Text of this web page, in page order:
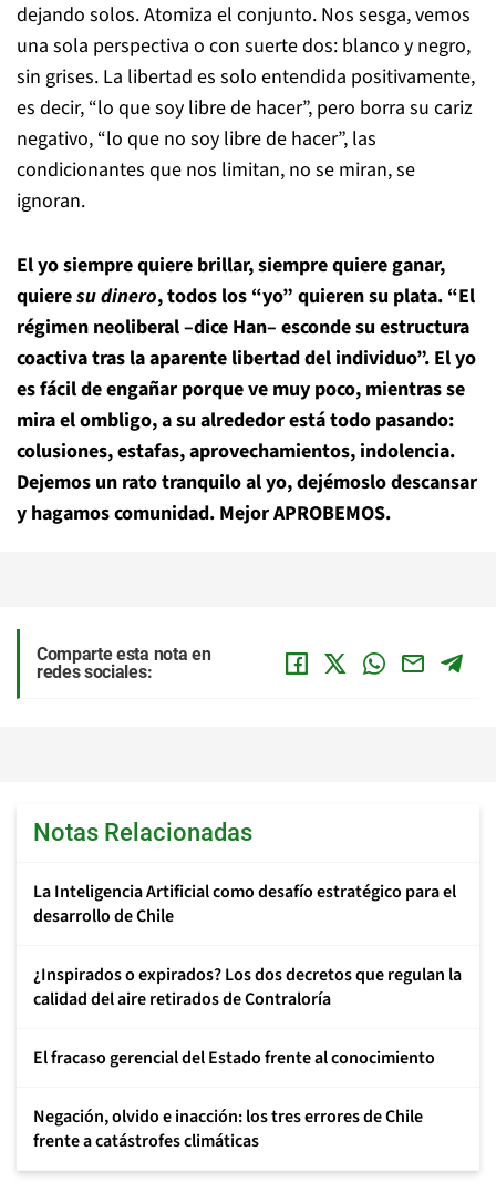
dejando solos. Atomiza el conjunto. Nos sesga, vemos
una sola perspectiva o con suerte dos: blanco y negro,
sin grises. La libertad es solo entendida positivamente,
es decir, “lo que soy libre de hacer”, pero borra su cariz
negativo, “lo que no soy libre de hacer”, las
condicionantes que nos limitan, no se miran, se
ignoran.
El yo siempre quiere brillar, siempre quiere ganar,
quieresu dinero, todos los “yo” quieren su plata. “El
régimen neoliberal –dice Han– esconde su estructura
coactiva tras la aparente libertad del individuo”. El yo
es fácil de engañar porque ve muy poco, mientras se
mira el ombligo, a su alrededor está todo pasando:
colusiones, estafas, aprovechamientos, indolencia.
Dejemos un rato tranquilo al yo, dejémoslo descansar
y hagamos comunidad. Mejor APROBEMOS.
Comparte esta nota en
redes sociales:
Notas Relacionadas
La Inteligencia Artificial como desafío estratégico para el
desarrollo de Chile
¿Inspirados o expirados? Los dos decretos que regulan la
calidad del aire retirados de Contraloría
El fracaso gerencial del Estado frente al conocimiento
Negación, olvido e inacción: los tres errores de Chile
frente a catástrofes climáticas